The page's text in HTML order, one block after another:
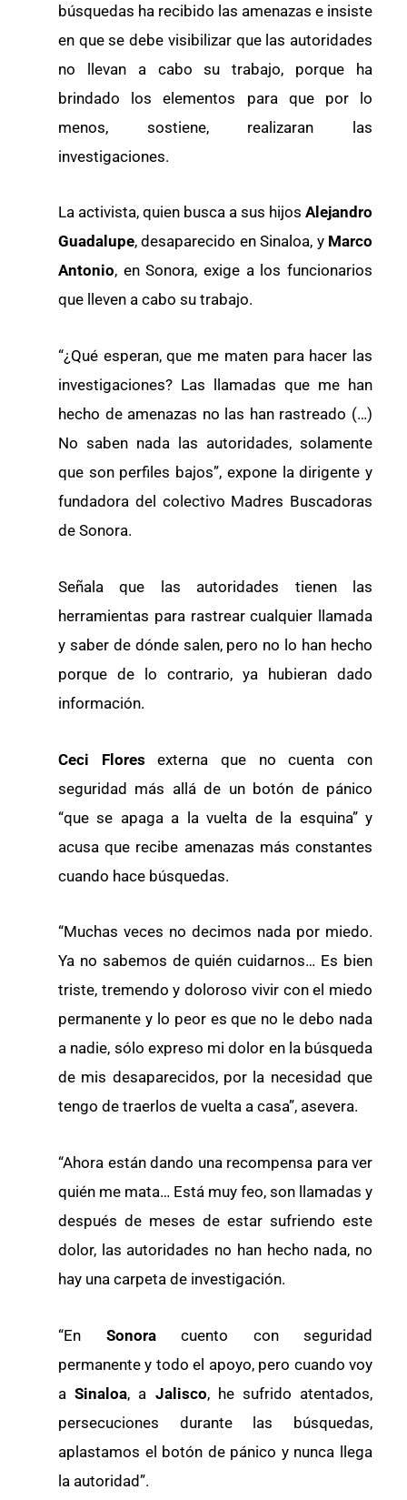
búsquedas ha recibido las amenazas e insiste
en que se debe visibilizar que las autoridades
no llevan a cabo su trabajo, porque ha
brindado los elementos para que por lo
menos, sostiene, realizaran las
investigaciones.
La activista, quien busca a sus hijos Alejandro
Guadalupe, desaparecido en Sinaloa, y Marco
Antonio, en Sonora, exige a los funcionarios
que lleven a cabo su trabajo.
“¿Qué esperan, que me maten para hacer las
investigaciones? Las llamadas que me han
hecho de amenazas no las han rastreado (…)
No saben nada las autoridades, solamente
que son perfiles bajos”, expone la dirigente y
fundadora del colectivo Madres Buscadoras
de Sonora.
Señala que las autoridades tienen las
herramientas para rastrear cualquier llamada
y saber de dónde salen, pero no lo han hecho
porque de lo contrario, ya hubieran dado
información.
Ceci Flores externa que no cuenta con
seguridad más allá de un botón de pánico
“que se apaga a la vuelta de la esquina” y
acusa que recibe amenazas más constantes
cuando hace búsquedas.
“Muchas veces no decimos nada por miedo.
Ya no sabemos de quién cuidarnos… Es bien
triste, tremendo y doloroso vivir con el miedo
permanente y lo peor es que no le debo nada
a nadie, sólo expreso mi dolor en la búsqueda
de mis desaparecidos, por la necesidad que
tengo de traerlos de vuelta a casa”, asevera.
“Ahora están dando una recompensa para ver
quién me mata… Está muy feo, son llamadas y
después de meses de estar sufriendo este
dolor, las autoridades no han hecho nada, no
hay una carpeta de investigación.
“En Sonoracuento con seguridad
permanente y todo el apoyo, pero cuando voy
aSinaloa, a Jalisco, he sufrido atentados,
persecuciones durante las búsquedas,
aplastamos el botón de pánico y nunca llega
la autoridad”.